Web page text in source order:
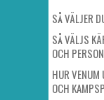
SÅ VÄLJER
SÅ VÄLJS
OCH
HUR
OCH